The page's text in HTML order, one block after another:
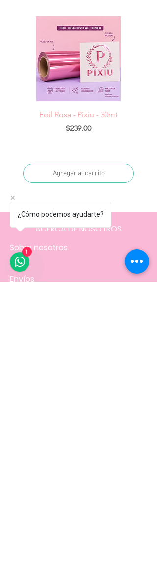
Foil Rosa - Pixiu - 30mt
Precio
$239.00
Agregar al carrito
ACERCA DE NOSOTROS
Sobre nosotros
FAQ
Envíos
¿Cómo podemos ayudarte?
1